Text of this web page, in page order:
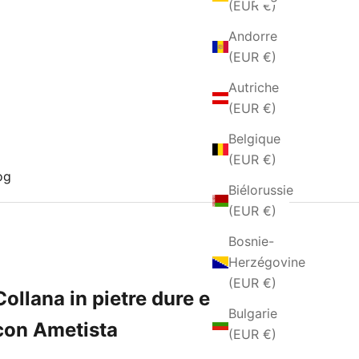
(EUR €)
Andorre
(EUR €)
Autriche
(EUR €)
Belgique
(EUR €)
Biélorussie
(EUR €)
Bosnie-
Herzégovine
(EUR €)
Bulgarie
(EUR €)
in pietre dure e argento
Ametista